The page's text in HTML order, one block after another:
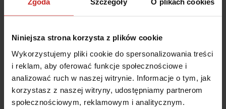
Niniejsza strona korzysta z plików cookie
Wykorzystujemy pliki cookie do spersonalizowania treści
i reklam, aby oferować funkcje społecznościowe i
analizować ruch w naszej witrynie. Informacje o tym, jak
korzystasz z naszej witryny, udostępniamy partnerom
społecznościowym, reklamowym i analitycznym.